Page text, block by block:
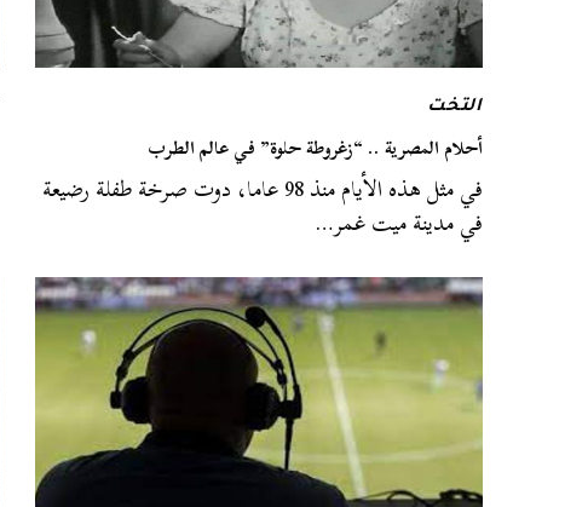
التخت
أحلام المصرية .. “زغروطة حلوة” في عالم الطرب
في مثل هذه الأيام منذ 98 عاما، دوت صرخة طفلة رضيعة
في مدينة ميت غمر…